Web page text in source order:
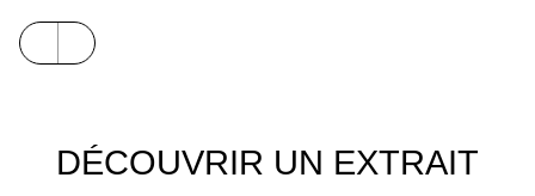
DÉCOUVRIR UN EXTRAIT